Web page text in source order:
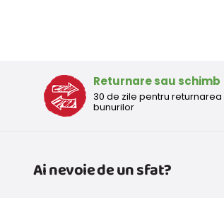
Returnare sau schimb
30 de zile pentru returnarea
bunurilor
Ai nevoie de un sfat?